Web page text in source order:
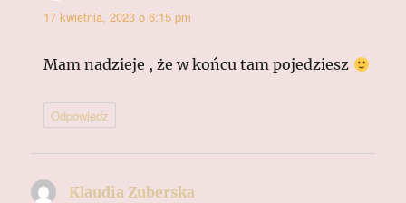
17 kwietnia, 2023 o 6:15 pm
Mam nadzieje , że w końcu tam pojedziesz
Odpowiedz
Klaudia Zuberska